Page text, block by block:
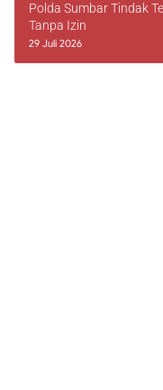
Polda Sumbar Tindak
Tanpa Izin
29 Juli 2026